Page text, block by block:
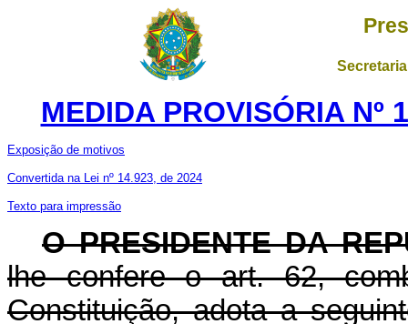
MEDIDA PROVISÓRIA Nº
Exposição de motivos
Convertida na Lei nº 14.923, de 2024
Texto para impressão
O PRESIDENTE DA
lhe confere o art. 62,
Constituição, adota a